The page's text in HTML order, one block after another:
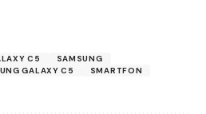
C5
SAMSUNG
GALAXY C5
SMARTFON